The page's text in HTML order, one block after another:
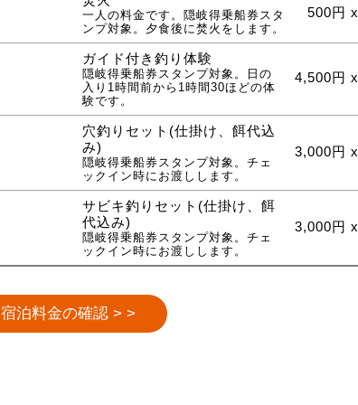
一人の料金です。隠岐得乗船券スタ
ンプ対象。夕食後に焚火をします。
500円 x
ガイド付き釣り体験
隠岐得乗船券スタンプ対象。日の
入り1時間前から1時間30ほどの体
験です。
4,500円 x
穴釣りセット(仕掛け、餌代込
み)
隠岐得乗船券スタンプ対象。チェ
ックイン時にお渡しします。
3,000円 x
サビキ釣りセット(仕掛け、餌
代込み)
隠岐得乗船券スタンプ対象。チェ
ックイン時にお渡しします。
3,000円 x
宿泊料金の確認 > >